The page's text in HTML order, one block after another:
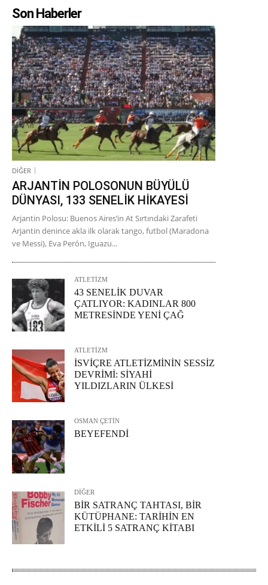
Son Haberler
DİĞER
ARJANTİN POLOSONUN BÜYÜLÜ
DÜNYASI, 133 SENELİK HİKAYESİ
Arjantin Polosu: Buenos Aires’in At Sırtındaki Zarafeti
Arjantin denince akla ilk olarak tango, futbol (Maradona
ve Messi), Eva Perón, Iguazu...
ATLETİZM
43 SENELİK DUVAR
ÇATLIYOR: KADINLAR 800
METRESİNDE YENİ ÇAĞ
ATLETİZM
İSVİÇRE ATLETİZMİNİN SESSİZ
DEVRİMİ: SİYAHİ
YILDIZLARIN ÜLKESİ
OSMAN ÇETİN
BEYEFENDİ
DİĞER
BİR SATRANÇ TAHTASI, BİR
KÜTÜPHANE: TARİHİN EN
ETKİLİ 5 SATRANÇ KİTABI